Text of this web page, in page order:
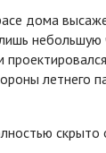
дома
небольшую
летнего
скрыто